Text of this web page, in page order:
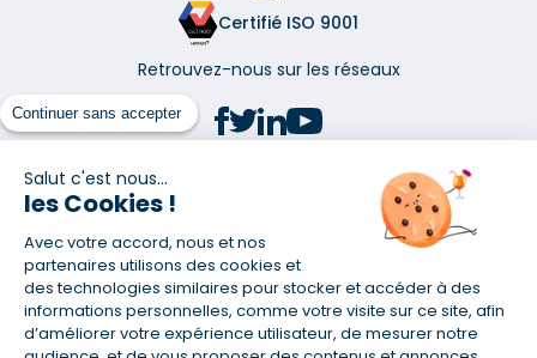
Continuer sans accepter
Salut c'est nous...
les Cookies !
Avec votre accord, nous et nos
partenaires utilisons des cookies et
des technologies similaires pour stocker et accéder à des
informations personnelles, comme votre visite sur ce site, afin
d’améliorer votre expérience utilisateur, de mesurer notre
Certifié ISO 9001
Retrouvez-nous sur les réseaux
(1) Taux fixe national hors assurance et selon votre profil
(2) Économie de 65 % pour l'assurance d'un prêt amortissable de 330
457,23 € à 0,90 % sur 19,5 ans, accordé à un salarié non cadre assuré à
100 % (décès, PTIA, IPP, ITT, IPP) âgé de 36 ans fumeur et une personne
salariée non cadre assurée à 100 % (décès, PTIA, IPP, ITT, IPP) âgée de 35
ans et non-fumeur, tous deux sans risque médical connu. Au
14/07/2019, coût de l'assurance proposée par la banque 179,08 €/mois